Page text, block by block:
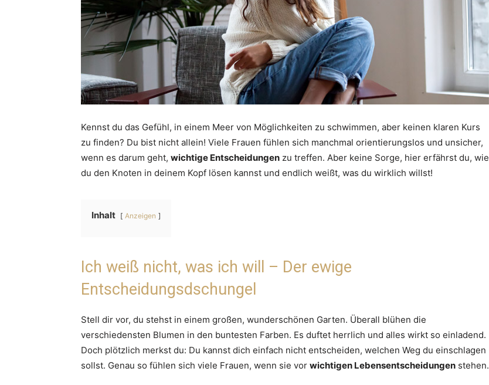
Kennst du das Gefühl, in einem Meer von Möglichkeiten zu schwimmen, aber keinen klaren Kurs
zu finden? Du bist nicht allein! Viele Frauen fühlen sich manchmal orientierungslos und unsicher,
wenn es darum geht, wichtige Entscheidungen zu treffen. Aber keine Sorge, hier erfährst du, wie
du den Knoten in deinem Kopf lösen kannst und endlich weißt, was du wirklich willst!
Inhalt Anzeigen
Ich weiß nicht, was ich will – Der ewige
Entscheidungsdschungel
Stell dir vor, du stehst in einem großen, wunderschönen Garten. Überall blühen die
verschiedensten Blumen in den buntesten Farben. Es duftet herrlich und alles wirkt so einladend.
Doch plötzlich merkst du: Du kannst dich einfach nicht entscheiden, welchen Weg du einschlagen
sollst. Genau so fühlen sich viele Frauen, wenn sie vor wichtigen Lebensentscheidungen stehen.